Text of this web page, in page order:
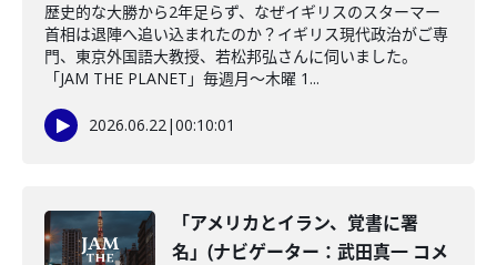
歴史的な大勝から2年足らず、なぜイギリスのスターマー
首相は退陣へ追い込まれたのか？イギリス現代政治がご専
門、東京外国語大教授、若松邦弘さんに伺いました。
「JAM THE PLANET」毎週月～木曜 1...
2026.06.22|00:10:01
「アメリカとイラン、覚書に署
名」(ナビゲーター：武田真一 コメ